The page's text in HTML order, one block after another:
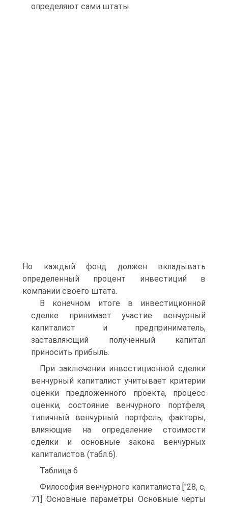
определяют сами штаты.
Но каждый фонд должен вкладывать
определенный процент инвестиций в
компании своего штата.
В конечном итоге в инвестиционной
сделке принимает участие венчурный
капиталист и предприниматель,
заставляющий полученный капитал
приносить прибыль.
При заключении инвестиционной сделки
венчурный капиталист учитывает критерии
оценки предложенного проекта, процесс
оценки, состояние венчурного портфеля,
типичный венчурный портфель, факторы,
влияющие на определение стоимости
сделки и основные закона венчурных
капиталистов (табл.6).
Таблица 6
Философия венчурного капиталиста ["28, с,
71] Основные параметры Основные черты